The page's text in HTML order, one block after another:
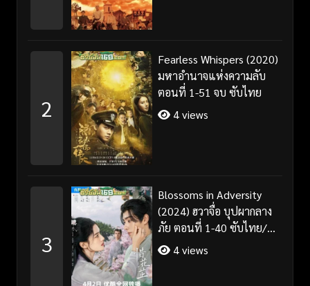
2
Fearless Whispers (2020)
มหาอำนาจแห่งความลับ
ตอนที่ 1-51 จบ ซับไทย
4 views
3
Blossoms in Adversity
(2024) ฮวาจื่อ บุปผากลาง
ภัย ตอนที่ 1-40 ซับไทย/
พากย์ไทย
4 views